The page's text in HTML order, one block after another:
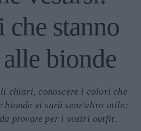
che stanno
bionde
chiari, conoscere i colori che
bionde vi sarà senz'altro utile:
provare per i vostri outfit.